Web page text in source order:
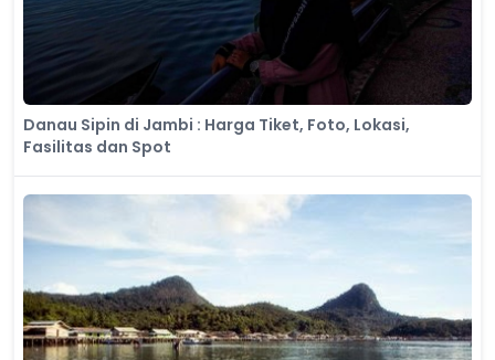
Danau Sipin di Jambi : Harga Tiket, Foto, Lokasi,
Fasilitas dan Spot